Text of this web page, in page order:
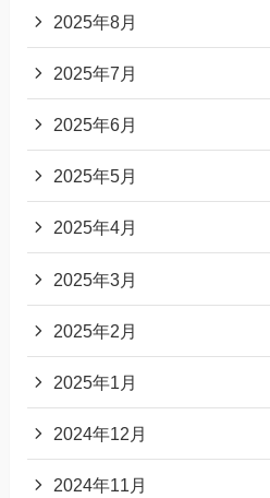
2025年8月
2025年7月
2025年6月
2025年5月
2025年4月
2025年3月
2025年2月
2025年1月
2024年12月
2024年11月